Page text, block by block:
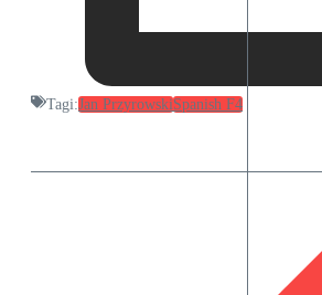
Tagi:Jan PrzyrowskiSpanish F4